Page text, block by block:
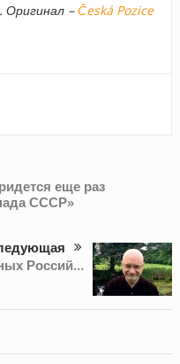
Оригинал –Česká Pozice
еще раз
СССР»
Россий…